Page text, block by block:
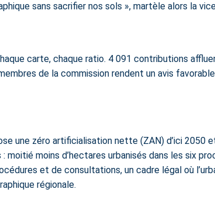
sans sacrifier nos sols », martèle alors la
carte, chaque ratio. 4 091 contributions
de la commission rendent un avis
une zéro artificialisation nette (ZAN) d’ici 2050
moins d’hectares urbanisés dans les six
et de consultations, un cadre légal où
régionale.